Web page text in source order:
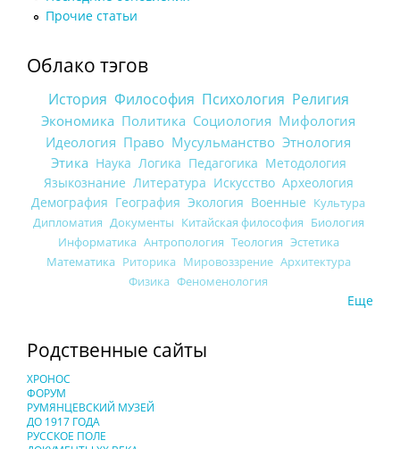
Прочие статьи
Облако тэгов
История Философия Психология Религия
Экономика Политика Социология Мифология
Идеология Право Мусульманство Этнология
Этика Наука Логика Педагогика Методология
Языкознание Литература Искусство Археология
Демография География Экология Военные Культура
Дипломатия Документы Китайская философия Биология
Информатика Антропология Теология Эстетика
Математика Риторика Мировоззрение Архитектура
Физика Феноменология
Еще
Родственные сайты
ХРОНОС
ФОРУМ
РУМЯНЦЕВСКИЙ МУЗЕЙ
ДО 1917 ГОДА
РУССКОЕ ПОЛЕ